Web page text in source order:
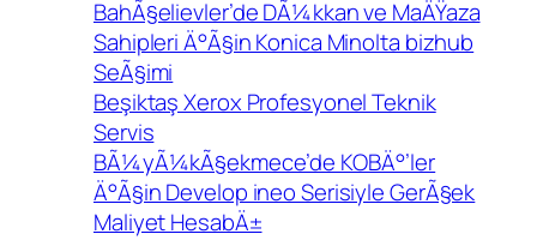
BahÃ§elievler’de DÃ¼kkan ve MaÄŸaza
Sahipleri Ä°Ã§in Konica Minolta bizhub
SeÃ§imi
Beşiktaş Xerox Profesyonel Teknik
Servis
BÃ¼yÃ¼kÃ§ekmece’de KOBÄ°’ler
Ä°Ã§in Develop ineo Serisiyle GerÃ§ek
Maliyet HesabÄ±